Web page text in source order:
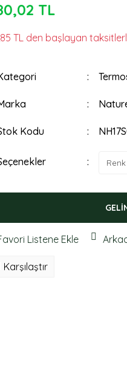
TL
TL den başlayan
Kodu
Karşılaştır